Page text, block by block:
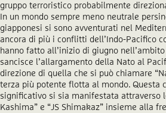
gruppo terroristico probabilmente
In un mondo sempre meno neutrale
giapponesi si sono avventurati nel
ancora di più i conflitti dell’Indo-Pacifico
hanno fatto all’inizio di giugno
sancisce l’allargamento della Nato al
direzione di quella che si può chiamare
terza più potente flotta al mondo. Questa
significativo si sia manifestata attraverso
Kashima” e “JS Shimakaz” insieme alla